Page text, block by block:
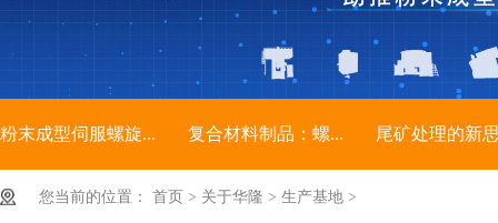
粉末成型伺服螺旋... 复合材料制品：螺... 尾矿处理的新
您当前的位置： 首页 > 关于华隆 > 生产基地 >